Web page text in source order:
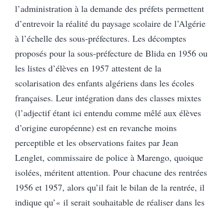
l’administration à la demande des préfets permettent
d’entrevoir la réalité du paysage scolaire de l’Algérie
à l’échelle des sous-préfectures. Les décomptes
proposés pour la sous-préfecture de Blida en 1956 ou
les listes d’élèves en 1957 attestent de la
scolarisation des enfants algériens dans les écoles
françaises. Leur intégration dans des classes mixtes
(l’adjectif étant ici entendu comme mêlé aux élèves
d’origine européenne) est en revanche moins
perceptible et les observations faites par Jean
Lenglet, commissaire de police à Marengo, quoique
isolées, méritent attention. Pour chacune des rentrées
1956 et 1957, alors qu’il fait le bilan de la rentrée, il
indique qu’« il serait souhaitable de réaliser dans les